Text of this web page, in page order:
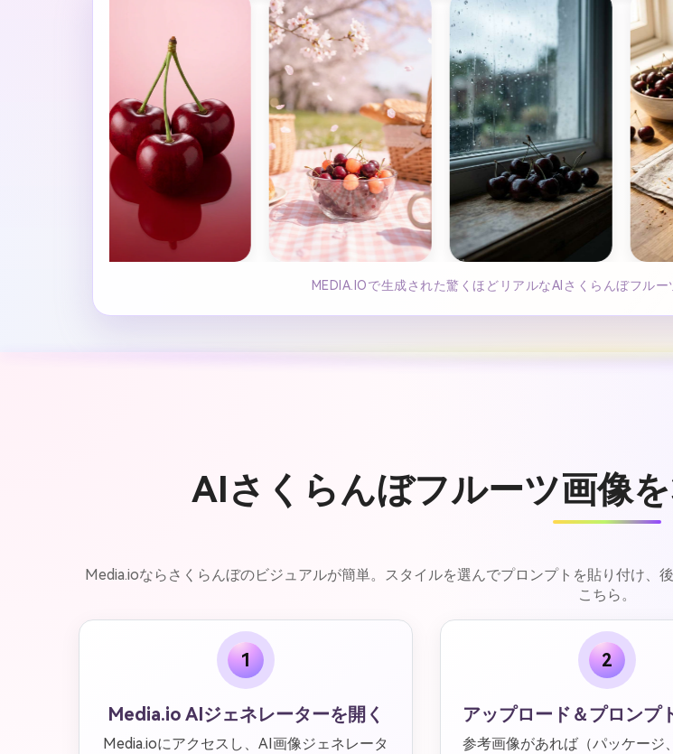
MEDIA.IOで生成された驚くほどリアルなAIさくらんぼフルー
AIさくらんぼフルーツ画像
Media.ioならさくらんぼのビジュアルが簡単。スタイルを選んでプロンプトを貼り付け
こちら。
1
Media.io AIジェネレーターを開く
Media.ioにアクセスし、AI画像ジェネレータ
2
アップロード＆プロンプ
参考画像があれば（パッケージ